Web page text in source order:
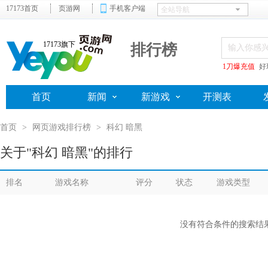
17173首页 页游网 手机客户端
17173旗下 排行榜
1刀爆充值 好
首页 新闻 新游戏 开测表
首页 > 网页游戏排行榜 > 科幻 暗黑
关于"科幻 暗黑"的排行
排名 游戏名称 评分 状态 游戏类型
没有符合条件的搜索结